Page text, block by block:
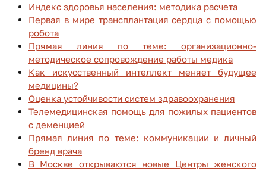
Индекс здоровья населения: методика расчета
Первая в мире трансплантация сердца с помощью
робота
Прямая линия по теме: организационно-
методическое сопровождение работы медика
Как искусственный интеллект меняет будущее
медицины?
Оценка устойчивости систем здравоохранения
Телемедицинская помощь для пожилых пациентов
с деменцией
Прямая линия по теме: коммуникации и личный
бренд врача
В Москве открываются новые Центры женского